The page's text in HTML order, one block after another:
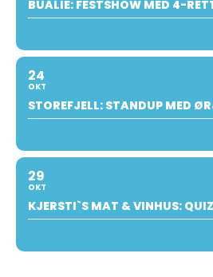
BUALIE: FESTSHOW MED 4-
24
OKT
STOREFJELL: STANDUP MED
29
OKT
KJERSTI`S MAT & VINHUS: